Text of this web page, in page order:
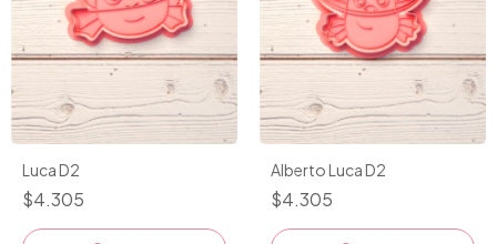
Luca D2
$4.305
Alberto Luca D2
$4.305